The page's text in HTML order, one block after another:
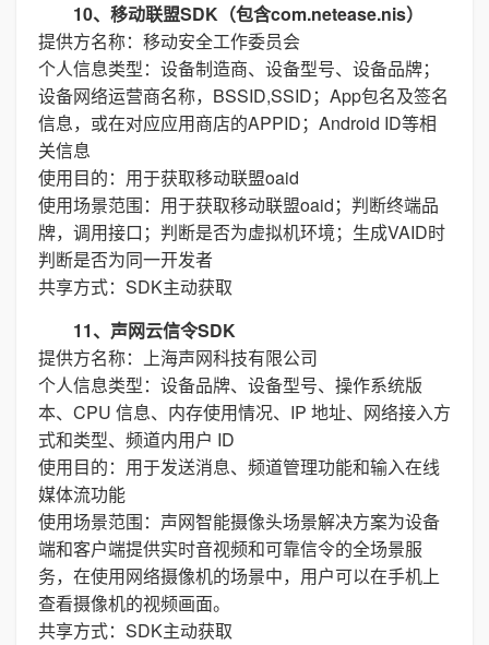
10、移动联盟SDK（包含com.netease.nis）
提供方名称：移动安全工作委员会
个人信息类型：设备制造商、设备型号、设备品牌；
设备网络运营商名称，BSSID,SSID；App包名及签名
信息，或在对应应用商店的APPID；Android ID等相
关信息
使用目的：用于获取移动联盟oaid
使用场景范围：用于获取移动联盟oaid；判断终端品
牌，调用接口；判断是否为虚拟机环境；生成VAID时
判断是否为同一开发者
共享方式：SDK主动获取
11、声网云信令SDK
提供方名称：上海声网科技有限公司
个人信息类型：设备品牌、设备型号、操作系统版
本、CPU 信息、内存使用情况、IP 地址、网络接入方
式和类型、频道内用户 ID
使用目的：用于发送消息、频道管理功能和输入在线
媒体流功能
使用场景范围：声网智能摄像头场景解决方案为设备
端和客户端提供实时音视频和可靠信令的全场景服
务，在使用网络摄像机的场景中，用户可以在手机上
查看摄像机的视频画面。
共享方式：SDK主动获取